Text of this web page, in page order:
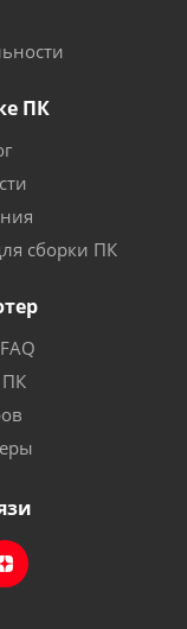
ПК
сборки ПК
ПК